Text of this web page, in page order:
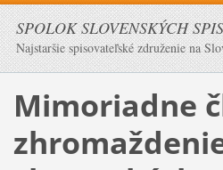
SPOLOK SLOVENSKÝCH
Najstaršie spisovateľské združenie na
Mimoriadne